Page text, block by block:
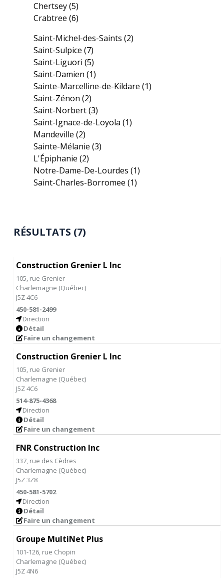
Chertsey(5)
Crabtree(6)
Saint-Michel-des-Saints(2)
Saint-Sulpice(7)
Saint-Liguori(5)
Saint-Damien(1)
Sainte-Marcelline-de-Kildare(1)
Saint-Zénon(2)
Saint-Norbert(3)
Saint-Ignace-de-Loyola(1)
Mandeville(2)
Sainte-Mélanie(3)
L'Épiphanie(2)
Notre-Dame-De-Lourdes(1)
Saint-Charles-Borromee(1)
RÉSULTATS (7)
Construction Grenier L Inc
105, rue Grenier
Charlemagne (Québec)
J5Z 4C6
450-581-2499
Direction
Détail
Faire un changement
Construction Grenier L Inc
105, rue Grenier
Charlemagne (Québec)
J5Z 4C6
514-875-4368
Direction
Détail
Faire un changement
FNR Construction Inc
337, rue des Cèdres
Charlemagne (Québec)
J5Z 3Z8
450-581-5702
Direction
Détail
Faire un changement
Groupe MultiNet Plus
101-126, rue Chopin
Charlemagne (Québec)
J5Z 4N6